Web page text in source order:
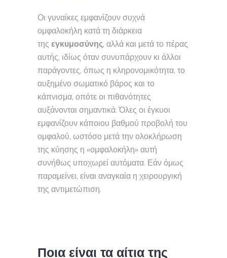
Οι γυναίκες εμφανίζουν συχνά
ομφαλοκήλη κατά τη διάρκεια
της εγκυμοσύνης, αλλά και μετά το πέρας
αυτής, ιδίως όταν συνυπάρχουν κι άλλοι
παράγοντες, όπως η κληρονομικότητα, το
αυξημένο σωματικό βάρος και το
κάπνισμα, οπότε οι πιθανότητες
αυξάνονται σημαντικά. Όλες οι έγκυοι
εμφανίζουν κάποιου βαθμού προβολή του
ομφαλού, ωστόσο μετά την ολοκλήρωση
της κύησης η «ομφαλοκήλη» αυτή
συνήθως υποχωρεί αυτόματα. Εάν όμως
παραμείνει, είναι αναγκαία η χειρουργική
της αντιμετώπιση.
Ποια είναι τα αίτια της